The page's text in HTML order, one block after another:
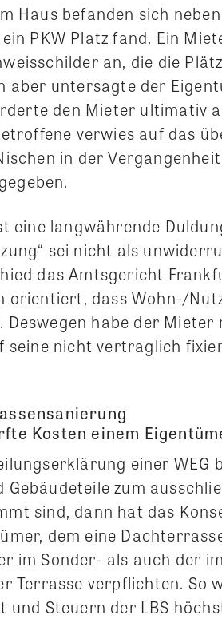
Haus befanden sich
PKW Platz fand. Ein
an, die die
aber untersagte der
den Mieter ultimativ
verwies auf das
in der
eine langwährende
sei nicht als
das Amtsgericht
orientiert, dass Wohn-/
Deswegen habe der
nicht vertraglich
Kosten einem
einer WEG
zum
sind, dann hat das
dem eine
im Sonder- als auch der
Terrasse verpflichten. So
und Steuern der LBS